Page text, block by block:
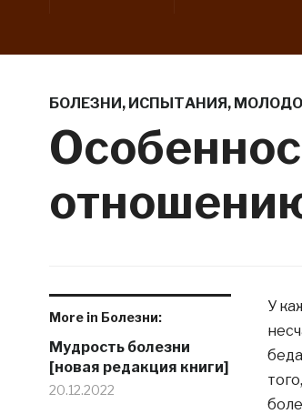
БОЛЕЗНИ, ИСПЫТАНИЯ,
More in Болезни:
Мудрость болезни
[новая редакция книги]
20.12.2022
У